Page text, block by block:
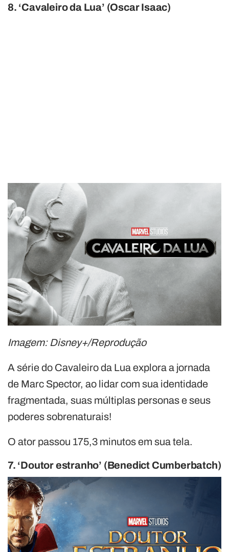
8. ‘Cavaleiro da Lua’ (Oscar Isaac)
Imagem: Disney+/Reprodução
A série do Cavaleiro da Lua explora a jornada
de Marc Spector, ao lidar com sua identidade
fragmentada, suas múltiplas personas e seus
poderes sobrenaturais!
O ator passou 175,3 minutos em sua tela.
7. ‘Doutor estranho’ (Benedict Cumberbatch)